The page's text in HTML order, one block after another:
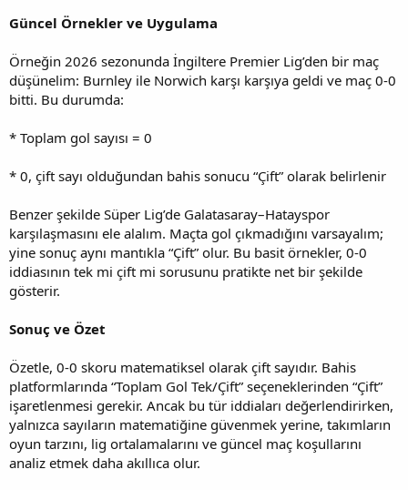
Güncel Örnekler ve Uygulama
Örneğin 2026 sezonunda İngiltere Premier Lig’den bir maç
düşünelim: Burnley ile Norwich karşı karşıya geldi ve maç 0-0
bitti. Bu durumda:
* Toplam gol sayısı = 0
* 0, çift sayı olduğundan bahis sonucu “Çift” olarak belirlenir
Benzer şekilde Süper Lig’de Galatasaray–Hatayspor
karşılaşmasını ele alalım. Maçta gol çıkmadığını varsayalım;
yine sonuç aynı mantıkla “Çift” olur. Bu basit örnekler, 0-0
iddiasının tek mi çift mi sorusunu pratikte net bir şekilde
gösterir.
Sonuç ve Özet
Özetle, 0-0 skoru matematiksel olarak çift sayıdır. Bahis
platformlarında “Toplam Gol Tek/Çift” seçeneklerinden “Çift”
işaretlenmesi gerekir. Ancak bu tür iddiaları değerlendirirken,
yalnızca sayıların matematiğine güvenmek yerine, takımların
oyun tarzını, lig ortalamalarını ve güncel maç koşullarını
analiz etmek daha akıllıca olur.